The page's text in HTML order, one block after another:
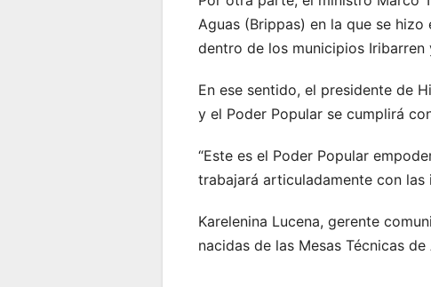
Aguas (Brippas) en la que se
dentro de los municipios Iribarren
En ese sentido, el presidente de
y el Poder Popular se cumplirá
“Este es el Poder Popular
trabajará articuladamente con las
Karelenina Lucena, gerente
nacidas de las Mesas Técnicas